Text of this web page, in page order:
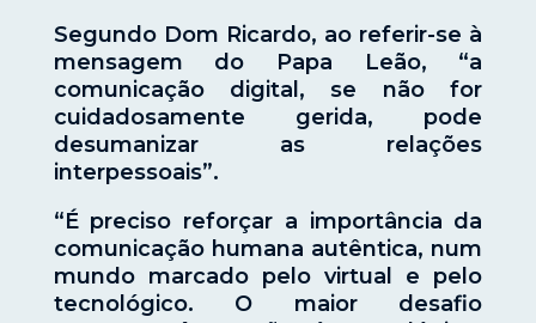
Segundo Dom Ricardo, ao referir-se à
mensagem do Papa Leão, “a
comunicação digital, se não for
cuidadosamente gerida, pode
desumanizar as relações
interpessoais”.
“É preciso reforçar a importância da
comunicação humana autêntica, num
mundo marcado pelo virtual e pelo
tecnológico. O maior desafio